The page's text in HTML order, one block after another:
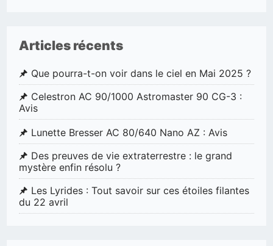
Articles récents
Que pourra-t-on voir dans le ciel en Mai 2025 ?
Celestron AC 90/1000 Astromaster 90 CG-3 :
Avis
Lunette Bresser AC 80/640 Nano AZ : Avis
Des preuves de vie extraterrestre : le grand
mystère enfin résolu ?
Les Lyrides : Tout savoir sur ces étoiles filantes
du 22 avril